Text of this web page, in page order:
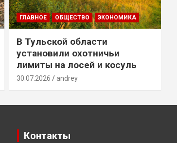
ГЛАВНОЕ ОБЩЕСТВО ЭКОНОМИКА
В Тульской области
установили охотничьи
лимиты на лосей и косуль
30.07.2026 andrey
Контакты